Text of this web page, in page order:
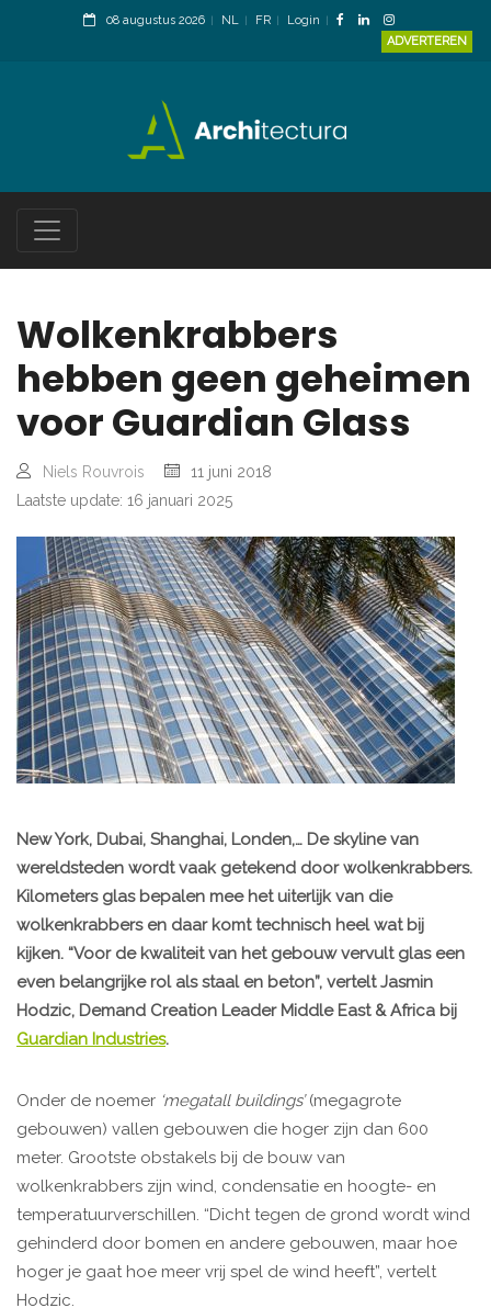
08 augustus 2026 NL FR
Login
ADVERTEREN
Wolkenkrabbers
hebben geen geheimen
voor Guardian Glass
Niels Rouvrois
11 juni 2018
Laatste update: 16 januari 2025
New York, Dubai, Shanghai, Londen,… De skyline van
wereldsteden wordt vaak getekend door wolkenkrabbers.
Kilometers glas bepalen mee het uiterlijk van die
wolkenkrabbers en daar komt technisch heel wat bij
kijken. “Voor de kwaliteit van het gebouw vervult glas een
even belangrijke rol als staal en beton”, vertelt Jasmin
Hodzic, Demand Creation Leader Middle East & Africa bij
Guardian Industries.
Onder de noemer ‘megatall buildings’(megagrote
gebouwen) vallen gebouwen die hoger zijn dan 600
meter. Grootste obstakels bij de bouw van
wolkenkrabbers zijn wind, condensatie en hoogte- en
temperatuurverschillen. “Dicht tegen de grond wordt wind
gehinderd door bomen en andere gebouwen, maar hoe
hoger je gaat hoe meer vrij spel de wind heeft”, vertelt
Hodzic.